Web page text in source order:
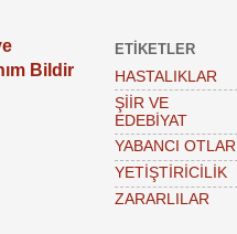
Bildir
ETIKETLER
HASTALIKLAR
ŞİİR VE
EDEBİYAT
YABANCI OTLAR
YETİŞTİRİCİLİK
ZARARLILAR